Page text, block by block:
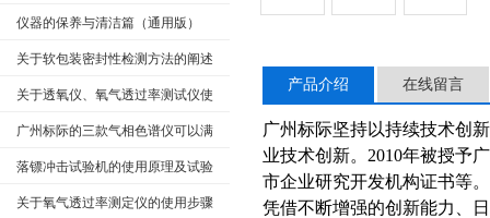
测标准
仪器的保养与清洁篇（通用版）
关于软包装密封性检测方法的阐述
关于透氧仪、氧气透过率测试仪使
用故障分析及解决方法
广州标际的三款气相色谱仪可以满
足您的许多需求
落镖冲击试验机的使用原理及试验
方式关于氧气透过率测定仪的使用步骤
产品介绍 在线留言
广州标际坚持以持续技术创
业技术创新。 2010年被授予
市企业研究开发机构证书等
凭借不断增强的创新能力、